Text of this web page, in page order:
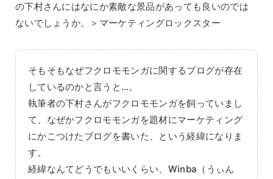
の下村さんにはなにか素敵な景品があっても良いのでは
ないでしょうか。＞マーケティングロックスター
そもそもなぜフクロモモンガに関するブログが存在
しているのかと言うと…。
執筆者の下村さんがフクロモモンガを飼っていまし
て、なぜかフクロモモンガを題材にマーケティング
にかこつけたブログを書いた、という経緯になりま
す。
経緯なんてどうでもいいくらい、Winba（うぃん